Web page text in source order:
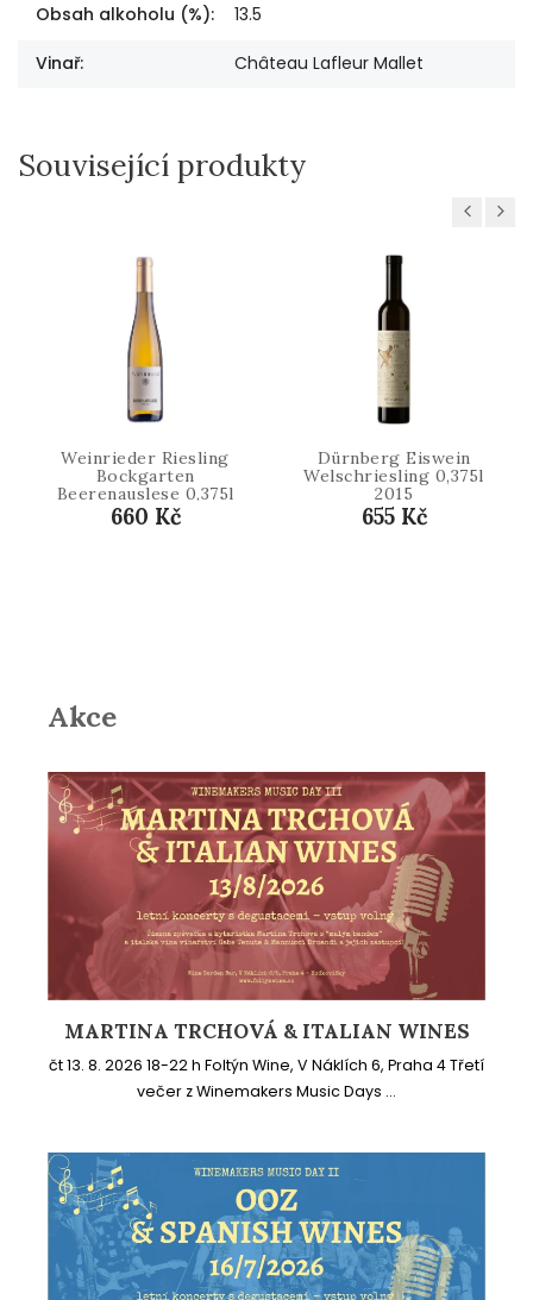
Obsah alkoholu (%): 13.5
Vinař: Château Lafleur Mallet
Související produkty
Previous
Weinrieder Riesling
Bockgarten
Beerenauslese 0,375l
2013
660 Kč
Dürnberg Eiswein
Welschriesling 0,375l
2015
655 Kč
Next
Akce
MARTINA TRCHOVÁ & ITALIAN WINES
čt 13. 8. 2026 18-22 h Foltýn Wine, V Náklích 6, Praha 4 Třetí
večer z Winemakers Music Days ...